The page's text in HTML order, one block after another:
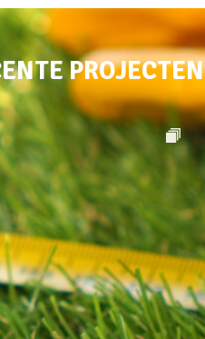
PROJECTEN